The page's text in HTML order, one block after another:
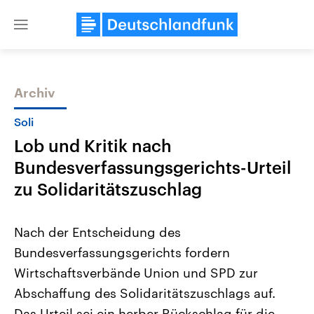
Close
Themen
2026
Alle Informationen
Sachsen-Anhalt wählt am 6.
September 2026 einen neuen
Landtag. Seit 2021 wird das
Bundesland von einer Koalition aus
Aktuelle Beiträge,
Hintergründe
Wirtschaftlich und
gehören die Vereinigten
den mächtigsten Ländern
mit großem Einfluss auf
Archiv
Soli
Lob und Kritik nach
Bundesverfassungsgerichts-Urteil
zu Solidaritätszuschlag
Nach der Entscheidung des
Bundesverfassungsgerichts fordern
Wirtschaftsverbände Union und SPD zur
Abschaffung des Solidaritätszuschlags auf.